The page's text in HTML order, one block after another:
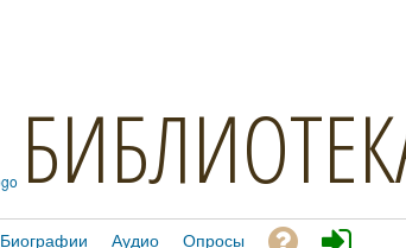
Биографии Аудио Опросы